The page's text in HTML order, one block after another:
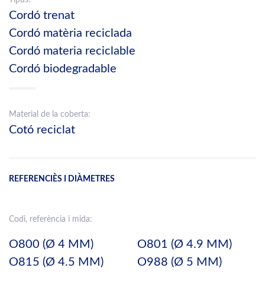
Cordó trenat
Cordó matèria reciclada
Cordó materia reciclable
Cordó biodegradable
Material de la coberta:
Cotó reciclat
REFERENCIÈS I DIÀMETRES
Codi, referència i mida:
O800 (Ø 4 MM)
O815 (Ø 4.5 MM)
O801 (Ø 4.9 MM)
O988 (Ø 5 MM)